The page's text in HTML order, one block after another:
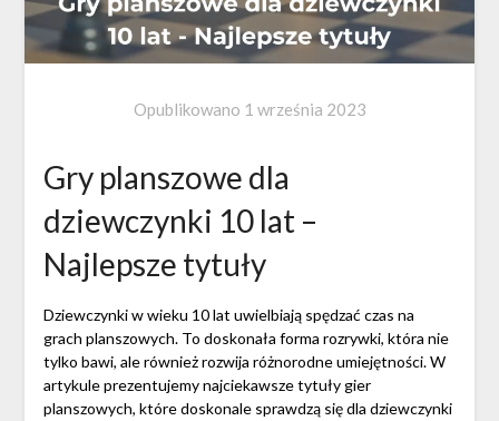
Opublikowano 1 września 2023
Gry planszowe dla
dziewczynki 10 lat –
Najlepsze tytuły
Dziewczynki w wieku 10 lat uwielbiają spędzać czas na
grach planszowych. To doskonała forma rozrywki, która nie
tylko bawi, ale również rozwija różnorodne umiejętności. W
artykule prezentujemy najciekawsze tytuły gier
planszowych, które doskonale sprawdzą się dla dziewczynki